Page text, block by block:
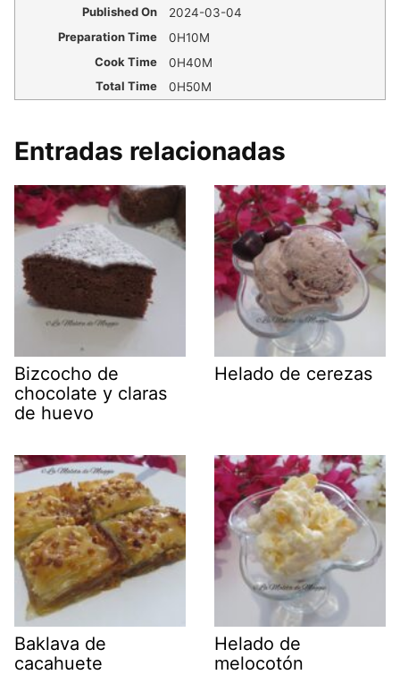
Published On
2024-03-04
Preparation Time
0H10M
Cook Time
0H40M
Total Time
0H50M
Entradas relacionadas
Bizcocho de
chocolate y claras
de huevo
Helado de cerezas
Baklava de
cacahuete
Helado de
melocotón